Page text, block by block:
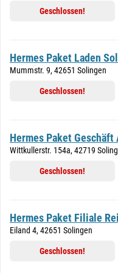
Geschlossen!
Hermes Paket Laden
Mummstr. 9, 42651 Solingen
Geschlossen!
Hermes Paket Geschäft
Wittkullerstr. 154a, 42719
Geschlossen!
Hermes Paket Filiale
Eiland 4, 42651 Solingen
Geschlossen!